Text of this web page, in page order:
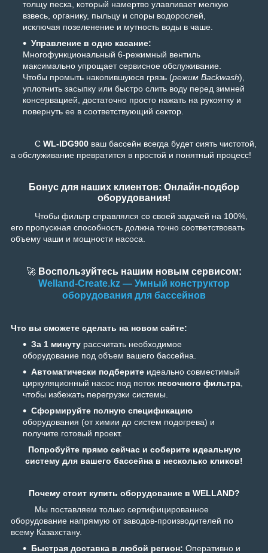
толщу песка, который намертво улавливает мелкую
взвесь, органику, пыльцу и споры водорослей,
исключая позеленение и мутность воды в чаше.
Управление в одно касание:
Многофункциональный 6-режимный вентиль
максимально упрощает сервисное обслуживание.
Чтобы промыть накопившуюся грязь (режим Backwash),
уплотнить засыпку или быстро слить воду перед зимней
консервацией, достаточно просто нажать на рукоятку и
повернуть ее в соответствующий сектор.
С WL-IDG900 ваш бассейн всегда будет сиять чистотой,
а обслуживание превратится в простой и понятный процесс!
Бонус для наших клиентов: Онлайн-подбор
оборудования!
Чтобы фильтр справлялся со своей задачей на 100%,
его пропускная способность должна точно соответствовать
объему чаши и мощности насоса.
🚀 Воспользуйтесь нашим новым сервисом:
Welland-Create.kz — Умный конструктор
оборудования для бассейнов
Что вы сможете сделать на новом сайте:
За 1 минуту рассчитать необходимое
оборудование под объем вашего бассейна.
Автоматически подберите идеально совместимый
циркуляционный насос под поток песочного фильтра,
чтобы избежать перегрузки системы.
Сформируйте полную спецификацию
оборудования (от химии до систем подогрева) и
получите готовый проект.
Попробуйте прямо сейчас и соберите идеальную
систему для вашего бассейна в несколько кликов!
Почему стоит купить оборудование в WELLAND?
Мы поставляем только сертифицированное
оборудование напрямую от заводов-производителей по
всему Казахстану.
Быстрая доставка в любой регион: Оперативно и